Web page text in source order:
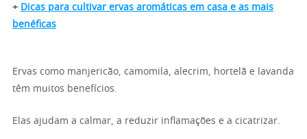
+ Dicas para cultivar ervas aromáticas em casa e as mais
benéficas
Ervas como manjericão, camomila, alecrim, hortelã e lavanda
têm muitos benefícios.
Elas ajudam a calmar, a reduzir inflamações e a cicatrizar.